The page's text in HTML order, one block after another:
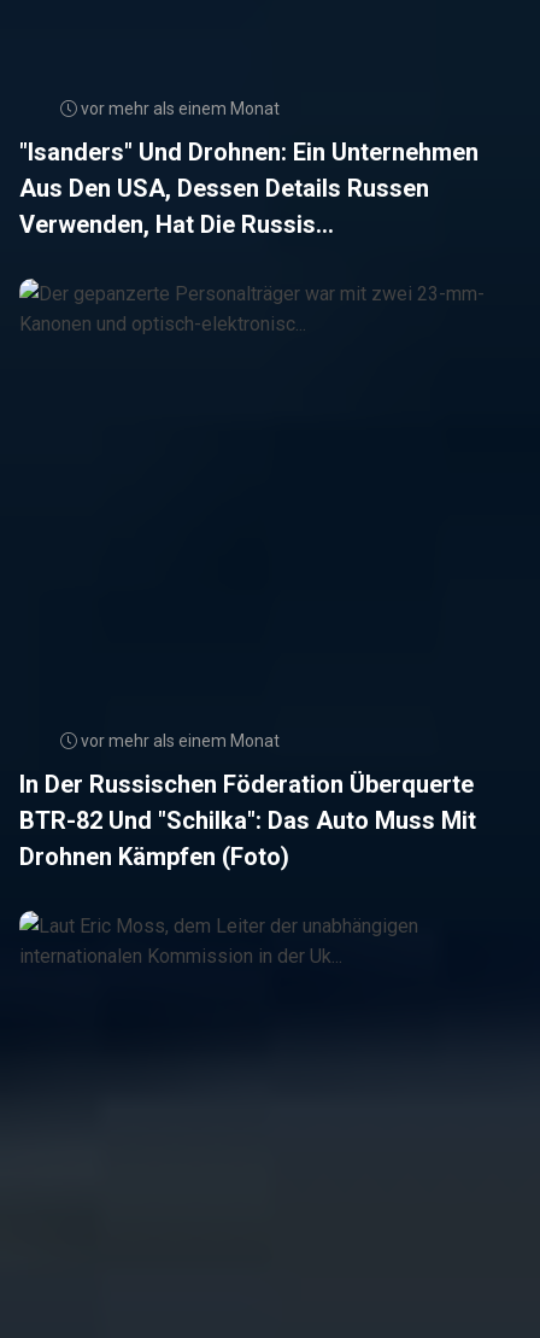
vor mehr als einem Monat
"Isanders" Und Drohnen: Ein Unternehmen
Aus Den USA, Dessen Details Russen
Verwenden, Hat Die Russis...
vor mehr als einem Monat
In Der Russischen Föderation Überquerte
BTR-82 Und "Schilka": Das Auto Muss Mit
Drohnen Kämpfen (Foto)